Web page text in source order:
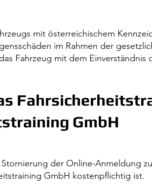
mit österreichischem
im Rahmen der
Fahrzeug mit dem Einverständnis
GmbH
der Online-Anmeldung
GmbH kostenpflichtig ist.